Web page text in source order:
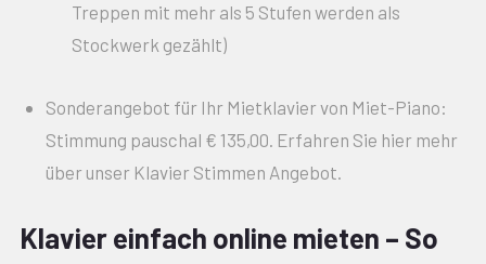
Treppen mit mehr als 5 Stufen werden als
Stockwerk gezählt)
Sonderangebot für Ihr Mietklavier von Miet-Piano:
Stimmung pauschal € 135,00. Erfahren Sie hier mehr
über unser Klavier Stimmen Angebot.
Klavier einfach online mieten – So